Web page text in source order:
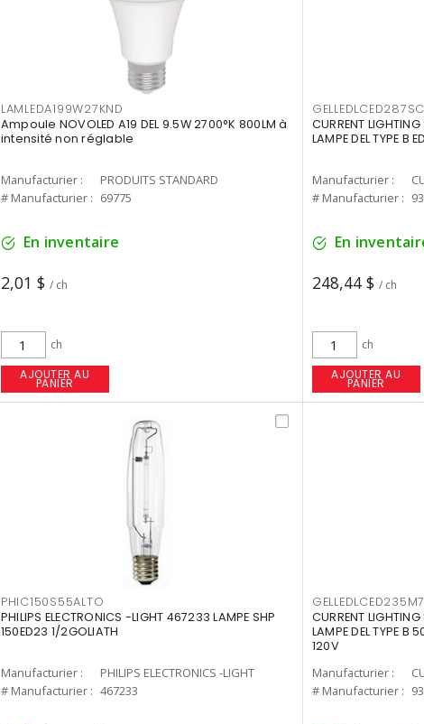
LAMLEDA199W27KND
Ampoule NOVOLED A19 DEL 9.5W 2700°K 800LM à
intensité non réglable
Manufacturier :
PRODUITS STANDARD
# Manufacturier : 69775
En inventaire
2,01 $ / ch
ch
AJOUTER AU
PANIER
GELLEDLCED287SC
CURRENT
LAMPE DEL TYPE
Manufacturier :
# Manufacturier :
En
248,44 $ / ch
ch
AJOUTER AU
PANIER
PHIC150S55ALTO
PHILIPS ELECTRONICS -LIGHT 467233 LAMPE SHP
150ED23 1/2GOLIATH
Manufacturier :
PHILIPS ELECTRONICS -LIGHT
# Manufacturier : 467233
CURRENT
LAMPE DEL TYPE
120V
Manufacturier :
# Manufacturier :